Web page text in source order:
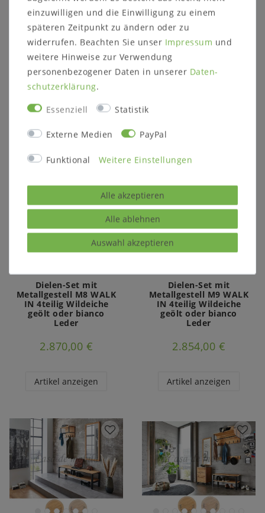
Dielen-Set WALK IN 3-
teilig Wildeiche massiv
Natur oder bianco
geölt Leder
Metallablage
Artikel anzeigen
Flur-Set mit
Metallgestell M8 WALK
IN 5teilig Wildeiche
geölt oder bianco
Dielen-Set mit
Metallgestell M8 WALK
IN 4teilig Wildeiche
geölt oder bianco
Leder
2.870,00 €
Artikel anzeigen
Dielen-Set mit
Metallgestell M9 WALK
IN 4teilig Wildeiche
geölt oder bianco
Leder
2.854,00 €
Artikel anzeigen
einzuwilligen und die Einwilligung zu einem
späteren Zeitpunkt zu ändern oder zu
widerrufen. Beachten Sie unser Impressum und
weitere Hinweise zur Verwendung
personenbezogener Daten in unserer Daten­
schutz­erklärung.
Essenziell Statistik
Externe Medien PayPal
Funktional Weitere Einstellungen
Alle akzeptieren
Alle ablehnen
Auswahl akzeptieren